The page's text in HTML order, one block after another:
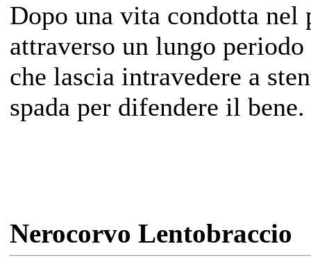
Dopo una vita condotta
attraverso un lungo
che lascia intravedere a
spada per difendere il bene.
Nerocorvo Lentobraccio